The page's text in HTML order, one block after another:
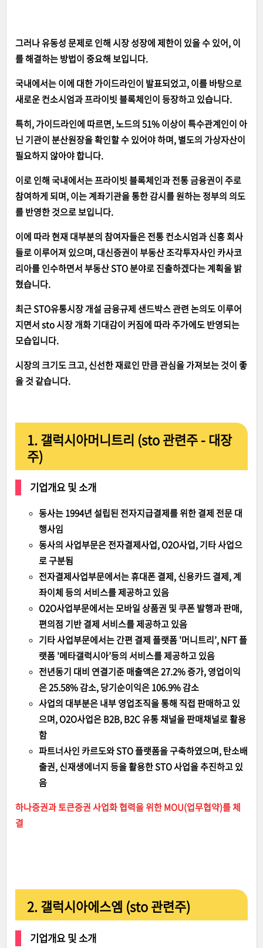
그러나 유동성 문제로 인해 시장 성장에 제한이 있을 수 있어, 이
를 해결하는 방법이 중요해 보입니다.
국내에서는 이에 대한 가이드라인이 발표되었고, 이를 바탕으로
새로운 컨소시엄과 프라이빗 블록체인이 등장하고 있습니다.
특히, 가이드라인에 따르면, 노드의 51% 이상이 특수관계인이 아
닌 기관이 분산원장을 확인할 수 있어야 하며, 별도의 가상자산이
필요하지 않아야 합니다.
이로 인해 국내에서는 프라이빗 블록체인과 전통 금융권이 주로
참여하게 되며, 이는 계좌기관을 통한 감시를 원하는 정부의 의도
를 반영한 것으로 보입니다.
이에 따라 현재 대부분의 참여자들은 전통 컨소시엄과 신흥 회사
들로 이루어져 있으며, 대신증권이 부동산 조각투자사인 카사코
리아를 인수하면서 부동산 STO 분야로 진출하겠다는 계획을 밝
혔습니다.
최근 STO유통시장 개설 금융규제 샌드박스 관련 논의도 이루어
지면서 sto 시장 개화 기대감이 커짐에 따라 주가에도 반영되는
모습입니다.
시장의 크기도 크고, 신선한 재료인 만큼 관심을 가져보는 것이 좋
을 것 같습니다.
1. 갤럭시아머니트리 (sto 관련주 - 대장
주)
기업개요 및 소개
동사는 1994년 설립된 전자지급결제를 위한 결제 전문 대
행사임
동사의 사업부문은 전자결제사업, O2O사업, 기타 사업으
로 구분됨
전자결제사업부문에서는 휴대폰 결제, 신용카드 결제, 계
좌이체 등의 서비스를 제공하고 있음
O2O사업부문에서는 모바일 상품권 및 쿠폰 발행과 판매,
편의점 기반 결제 서비스를 제공하고 있음
기타 사업부문에서는 간편 결제 플랫폼 '머니트리’, NFT 플
랫폼 '메타갤럭시아’등의 서비스를 제공하고 있음
전년동기 대비 연결기준 매출액은 27.2% 증가, 영업이익
은 25.58% 감소, 당기순이익은 106.9% 감소
사업의 대부분은 내부 영업조직을 통해 직접 판매하고 있
으며, O2O사업은 B2B, B2C 유통 채널을 판매채널로 활용
함
파트너사인 카르도와 STO 플랫폼을 구축하였으며, 탄소배
출권, 신재생에너지 등을 활용한 STO 사업을 추진하고 있
음
하나증권과 토큰증권 사업화 협력을 위한 MOU(업무협약)를 체
결
2. 갤럭시아에스엠 (sto 관련주)
기업개요 및 소개